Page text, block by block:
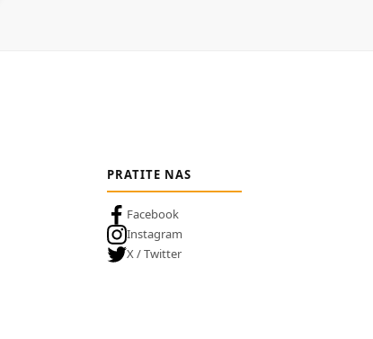
PRATITE NAS
Facebook
Instagram
X / Twitter